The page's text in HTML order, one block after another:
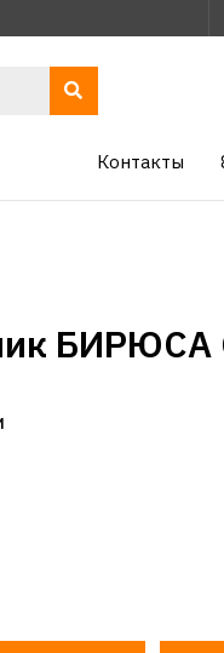
Контакты
БИРЮСА